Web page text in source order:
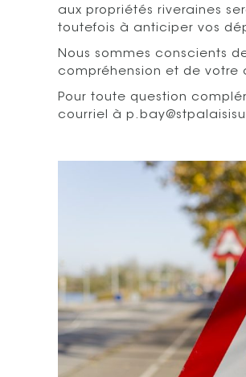
aux propriétés riveraines
toutefois à anticiper vos
Nous sommes conscients
compréhension et de votre
Pour toute question
courriel à